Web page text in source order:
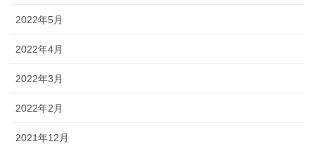
2022年5月
2022年4月
2022年3月
2022年2月
2021年12月